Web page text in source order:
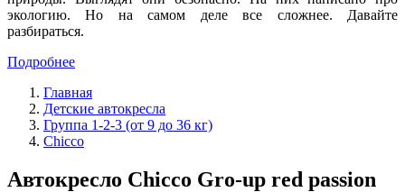
экологию. Но на самом деле все сложнее. Давайте
разбираться.
Подробнее
Главная
Детские автокресла
Группа 1-2-3 (от 9 до 36 кг)
Chicco
Автокресло Chicco Gro-up red passion